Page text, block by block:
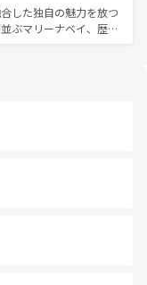
人々、仏教を中心とし
訪れる旅人を魅了し続
のも魅力。息をのむよ
港を存分に楽しみ尽く
した独自の魅力を放つ
ぶマリーナベイ、歴史
める外せないスポット